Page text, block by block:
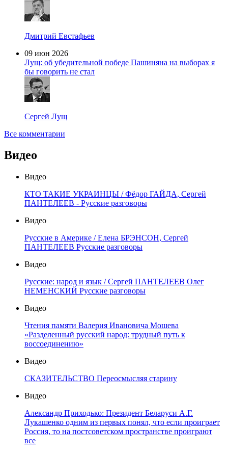
Дмитрий Евстафьев
09 июн 2026
Лущ: об убедительной победе Пашиняна на выборах я
бы говорить не стал
Сергей Лущ
Все комментарии
Видео
Видео
КТО ТАКИЕ УКРАИНЦЫ / Фёдор ГАЙДА, Сергей
ПАНТЕЛЕЕВ - Русские разговоры
Видео
Русские в Америке / Елена БРЭНСОН, Сергей
ПАНТЕЛЕЕВ Русские разговоры
Видео
Русские: народ и язык / Сергей ПАНТЕЛЕЕВ Олег
НЕМЕНСКИЙ Русские разговоры
Видео
Чтения памяти Валерия Ивановича Мошева
«Разделенный русский народ: трудный путь к
воссоединению»
Видео
СКАЗИТЕЛЬСТВО Переосмысляя старину
Видео
Александр Приходько: Президент Беларуси А.Г.
Лукашенко одним из первых понял, что если проиграет
Россия, то на постсоветском пространстве проиграют
все